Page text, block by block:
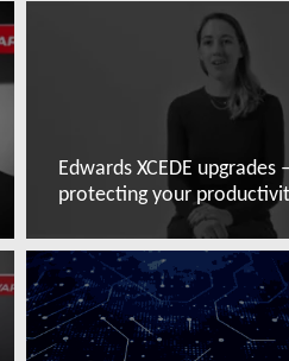
Edwards XCEDE upgrades –
protecting your
Mehr lesen